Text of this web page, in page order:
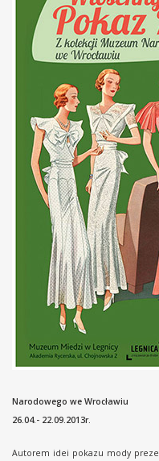
Narodowego we Wrocławiu
26.04.- 22.09.2013r.
Autorem idei pokazu mody